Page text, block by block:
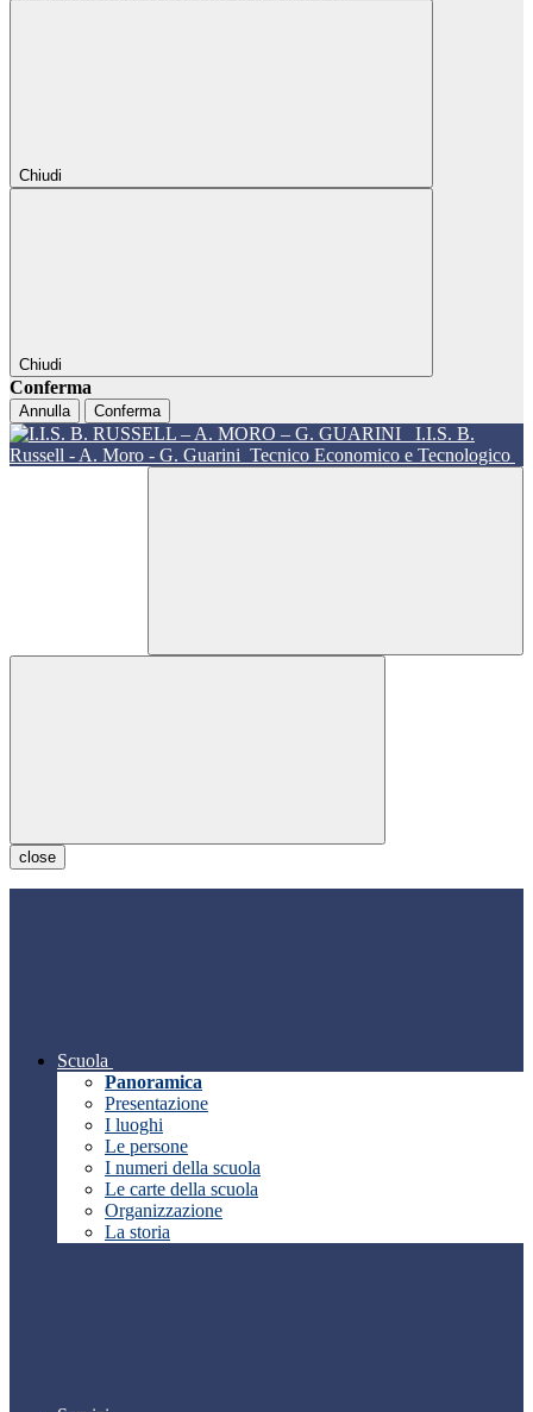
Chiudi
Chiudi
Conferma
Annulla Conferma
I.I.S. B.
Russell - A. Moro - G. Guarini Tecnico Economico e Tecnologico
close
Scuola
Panoramica
Presentazione
I luoghi
Le persone
I numeri della scuola
Le carte della scuola
Organizzazione
La storia